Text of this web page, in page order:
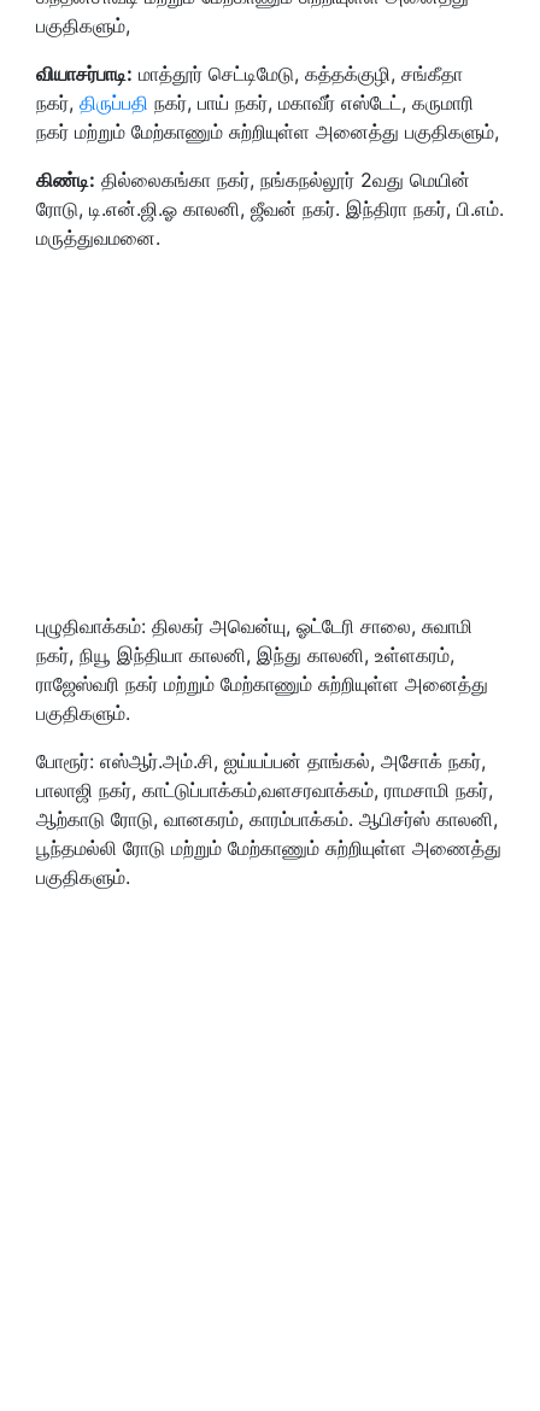
பகுதிகளும்,
வியாசர்பாடி: மாத்தூர் செட்டிமேடு, கத்தக்குழி, சங்கீதா
நகர், திருப்பதி நகர், பாய் நகர், மகாவீர் எஸ்டேட், கருமாரி
நகர் மற்றும் மேற்காணும் சுற்றியுள்ள அனைத்து பகுதிகளும்,
கிண்டி: தில்லைகங்கா நகர், நங்கநல்லூர் 2வது மெயின்
ரோடு, டி.என்.ஜி.ஓ காலனி, ஜீவன் நகர். இந்திரா நகர், பி.எம்.
மருத்துவமனை.
புழுதிவாக்கம்: திலகர் அவென்யு, ஓட்டேரி சாலை, சுவாமி
நகர், நியூ இந்தியா காலனி, இந்து காலனி, உள்ளகரம்,
ராஜேஸ்வரி நகர் மற்றும் மேற்காணும் சுற்றியுள்ள அனைத்து
பகுதிகளும்.
போரூர்: எஸ்ஆர்.அம்.சி, ஐய்யப்பன் தாங்கல், அசோக் நகர்,
பாலாஜி நகர், காட்டுப்பாக்கம்,வளசரவாக்கம், ராமசாமி நகர்,
ஆற்காடு ரோடு, வானகரம், காரம்பாக்கம். ஆபிசர்ஸ் காலனி,
பூந்தமல்லி ரோடு மற்றும் மேற்காணும் சுற்றியுள்ள அணைத்து
பகுதிகளும்.